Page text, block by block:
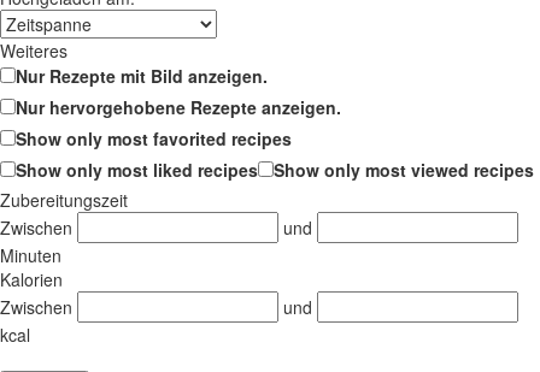
Weiteres
Nur Rezepte mit Bild anzeigen.
Nur hervorgehobene Rezepte anzeigen.
Show only most favorited recipes
Show only most liked recipes
Show only most viewed recipes
Zubereitungszeit
Zwischen
und
Minuten
Kalorien
Zwischen
und
kcal